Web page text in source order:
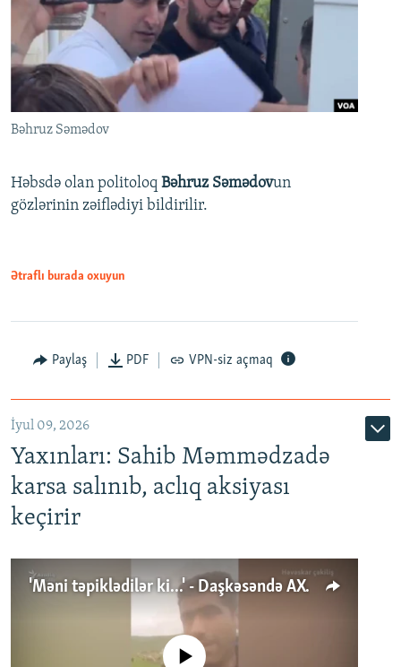
Bəhruz Səmədov
Həbsdə olan politoloq Bəhruz Səmədovun
gözlərinin zəiflədiyi bildirilir.
Ətraflı burada oxuyun
Paylaş PDF VPN-siz açmaq
İyul 09, 2026
Yaxınları: Sahib Məmmədzadə
karsa salınıb, aclıq aksiyası
keçirir
'Məni təpiklədilər ki...' - Daşkəsəndə AXCP fəalının yaxınları onun həbsinə etiraz edirlər
No media source currently available